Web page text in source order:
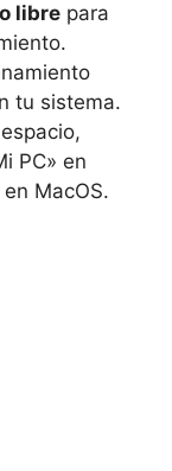
libre para
tu sistema.
PC» en
MacOS.